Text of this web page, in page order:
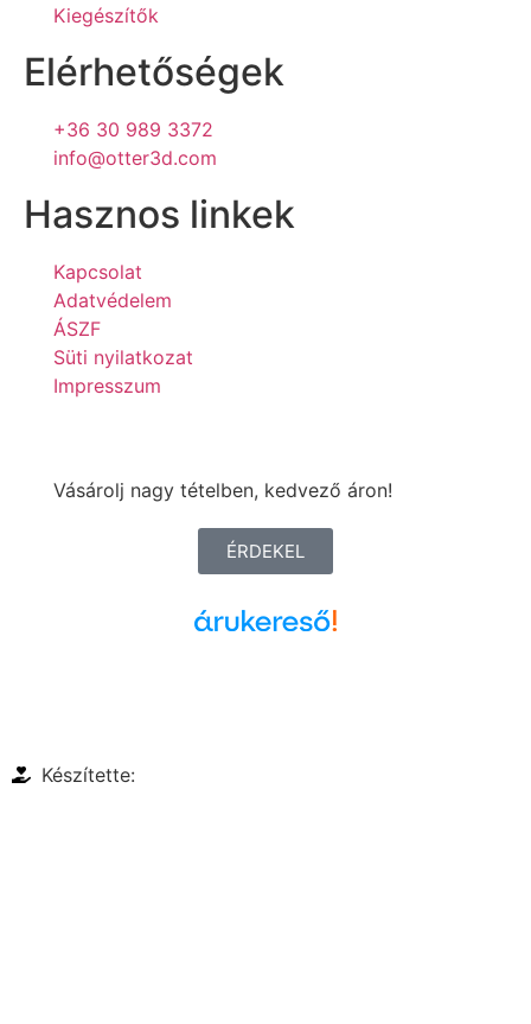
Kiegészítők
Elérhetőségek
+36 30 989 3372
info@otter3d.com
Hasznos linkek
Kapcsolat
Adatvédelem
ÁSZF
Süti nyilatkozat
Impresszum
Vásárolj nagy tételben, kedvező áron!
ÉRDEKEL
Készítette: